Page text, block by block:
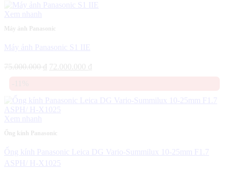
91.000.000 ₫.
Xem nhanh
Máy ảnh Panasonic
Máy ảnh Panasonic S1 IIE
75.000.000₫ Giá
72.000.000 ₫
72.000.000 ₫.
Xem nhanh
Ống kính Panasonic
Ống kính Panasonic Leica DG Vario-Summilux 10-25mm F1.7
ASPH/ H-X1025